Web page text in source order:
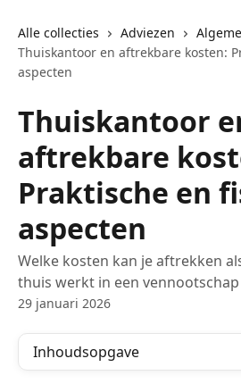
Alle collecties Adviezen
Thuiskantoor en aftrekbare kosten:
aspecten
Thuiskantoor
aftrekbare
Praktische en
aspecten
Welke kosten kan je aftrekken
thuis werkt in een
29 januari 2026
Inhoudsopgave